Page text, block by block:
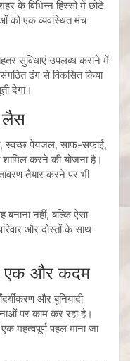
के विभिन्न हिस्सों में छोटे
को एक व्यवस्थित मंच
सुविधाएं उपलब्ध कराने में
ढंग से विकसित किया
देगा।
लैस
स्वच्छ पेयजल, साफ-सफाई,
करने की योजना है।
तैयार करने पर भी
नहीं, बल्कि ऐसा
और दोस्तों के साथ
एक और कदम
और बुनियादी
पर काम कर रहा है।
महत्वपूर्ण पहल माना जा